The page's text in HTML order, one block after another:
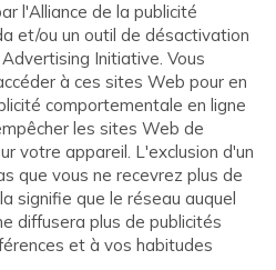
l'Alliance de la publicité
et/ou un outil de désactivation
Initiative. Vous
à ces sites Web pour en
comportementale en ligne
les sites Web de
votre appareil. L'exclusion d'un
que vous ne recevrez plus de
signifie que le réseau auquel
diffusera plus de publicités
et à vos habitudes